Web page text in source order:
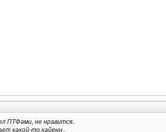
ПТФами, не нравится..
какой-то кайенн..